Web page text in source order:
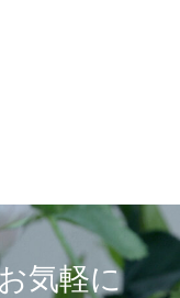
気軽に